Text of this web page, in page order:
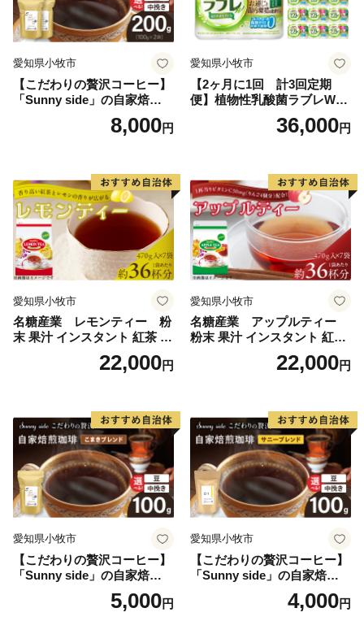
目指すまちの姿の実現に向け、リニア時代を見据えた
様々な取り組みを進めています。
この飯田市の取り組みを応援していただける「ふるさと
飯田応援隊」として「ふるさと納税（ふるさと飯田応援
愛知県小牧市
【こだわりの贅沢コーヒー】
「Sunny side」の自家焙煎珈
琲こまきブレンド（200g）
8,000円
愛知県小牧市
【2ヶ月に1回 計3回定期
便】植物性乳酸菌ラブレW
プレーン36本（計108本）
36,000円
愛知県小牧市
名糖産業 レモンティー 粉
末 果汁 インスタント 紅茶 ビ
タミンC 袋 ロングセラー 粉
末飲料 粉末茶 簡単 手軽 ホッ
22,000円
愛知県小牧市
名糖産業 アップルティー
粉末 果汁 インスタント 紅茶
ティー ビタミンC 袋 ロング
セラー 粉末飲料 粉末茶 簡単
22,000円
愛知県小牧市
【こだわりの贅沢コーヒー】
「Sunny side」の自家焙煎珈
琲こまきブレンド（100g）
5,000円
愛知県小牧市
【こだわりの贅沢コーヒー】
「Sunny side」の自家焙煎珈
琲サニーブレンド（100g）
4,000円